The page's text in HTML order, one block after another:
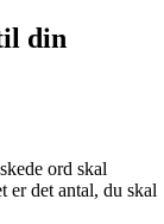
din
ord skal
er det antal, du skal